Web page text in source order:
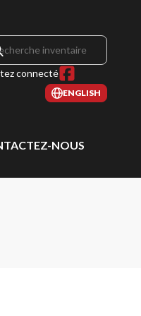
connecté
ENGLISH
NOUS